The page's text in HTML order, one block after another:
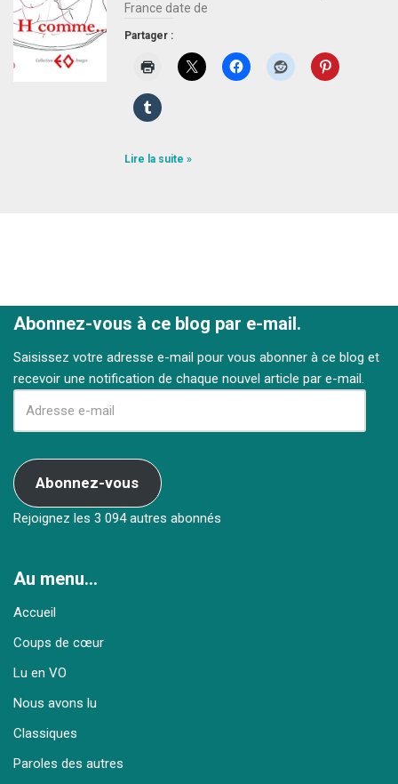
France date de
Partager :
Lire la suite »
Abonnez-vous à ce blog par e-mail.
Saisissez votre adresse e-mail pour vous abonner à ce blog et
recevoir une notification de chaque nouvel article par e-mail.
Abonnez-vous
Rejoignez les 3 094 autres abonnés
Au menu…
Accueil
Coups de cœur
Lu en VO
Nous avons lu
Classiques
Paroles des autres